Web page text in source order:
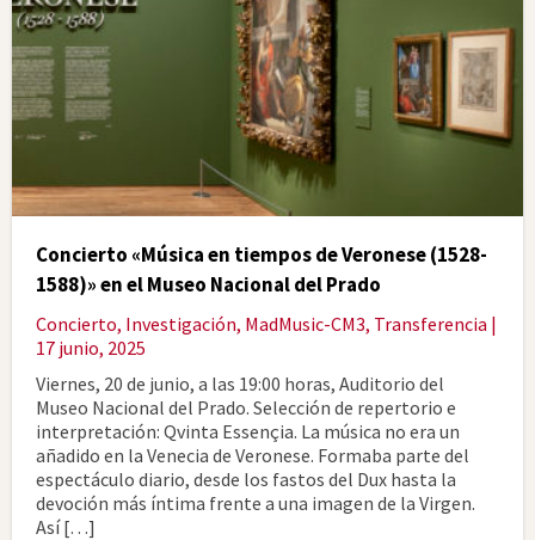
Concierto «Música en tiempos de Veronese (1528-
1588)» en el Museo Nacional del Prado
Concierto, Investigación, MadMusic-CM3, Transferencia |
17 junio, 2025
Viernes, 20 de junio, a las 19:00 horas, Auditorio del
Museo Nacional del Prado. Selección de repertorio e
interpretación: Qvinta Essençia. La música no era un
añadido en la Venecia de Veronese. Formaba parte del
espectáculo diario, desde los fastos del Dux hasta la
devoción más íntima frente a una imagen de la Virgen.
Así […]